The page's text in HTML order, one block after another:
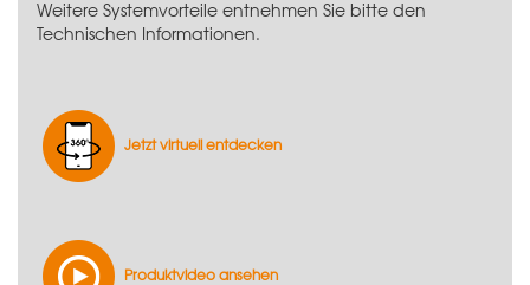
Weitere Systemvorteile entnehmen Sie bitte den
Technischen Informationen.
Jetzt virtuell entdecken
Produktvideo ansehen